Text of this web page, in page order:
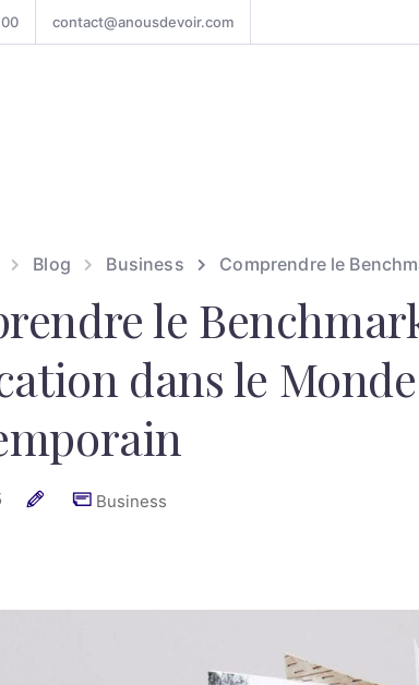
contact@anousdevoir.com
Blog Business Comprendre le
le
dans le
Business